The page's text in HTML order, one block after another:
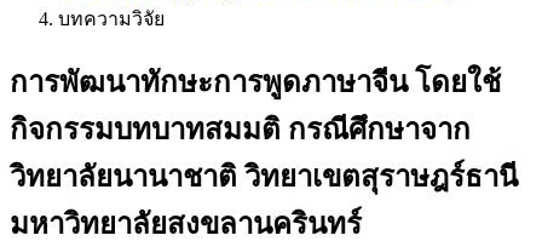
บทความวิจัย
การพัฒนาทักษะการพูดภาษาจีน โดยใช้
กิจกรรมบทบาทสมมติ กรณีศึกษาจาก
วิทยาลัยนานาชาติ วิทยาเขตสุราษฎร์ธานี
มหาวิทยาลัยสงขลานครินทร์